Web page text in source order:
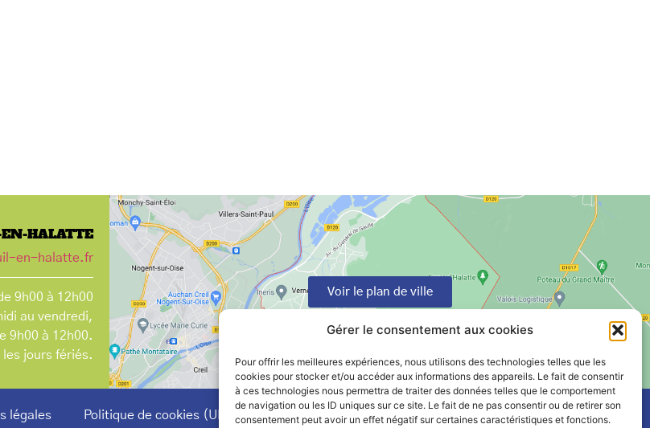
Gérer le consentement aux cookies
Pour offrir les meilleures expériences, nous utilisons des technologies telles que les
cookies pour stocker et/ou accéder aux informations des appareils. Le fait de consentir
à ces technologies nous permettra de traiter des données telles que le comportement
de navigation ou les ID uniques sur ce site. Le fait de ne pas consentir ou de retirer son
consentement peut avoir un effet négatif sur certaines caractéristiques et fonctions.
HALATTE
en-halatte.fr
9h00 à 12h00
au vendredi,
9h00 à 12h00.
les jours fériés.
Voir le plan de ville
légales Politique de cookies (UE)